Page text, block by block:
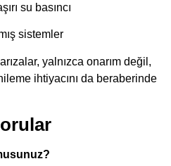
su basıncı
sistemler
yalnızca onarım değil,
ihtiyacını da beraberinde